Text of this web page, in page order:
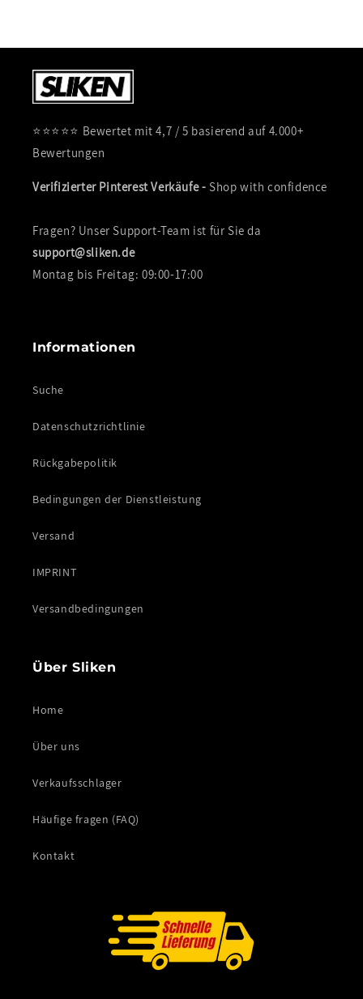
⭐⭐⭐⭐⭐ Bewertet mit 4,7 / 5 basierend auf 4.000+
Bewertungen
Verifizierter Pinterest Verkäufe - Shop with confidence
Fragen? Unser Support-Team ist für Sie da
support@sliken.de
Montag bis Freitag: 09:00-17:00
Informationen
Suche
Datenschutzrichtlinie
Rückgabepolitik
Bedingungen der Dienstleistung
Versand
IMPRINT
Versandbedingungen
Über Sliken
Home
Über uns
Verkaufsschlager
Häufige fragen (FAQ)
Kontakt